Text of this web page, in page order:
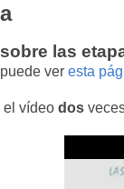
las
ver esta
el vídeodos